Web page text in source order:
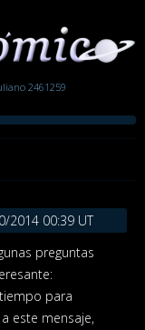
2461259
2014 00:39 UT
preguntas
para
este mensaje,